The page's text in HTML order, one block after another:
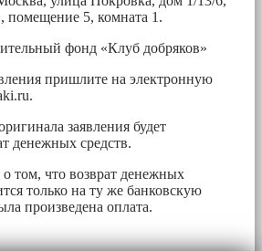
помещение 5, комната 1.
фонд «Клуб добряков»
пришлите на электронную
.
заявления будет
денежных средств.
том, что возврат денежных
только на ту же банковскую
произведена оплата.